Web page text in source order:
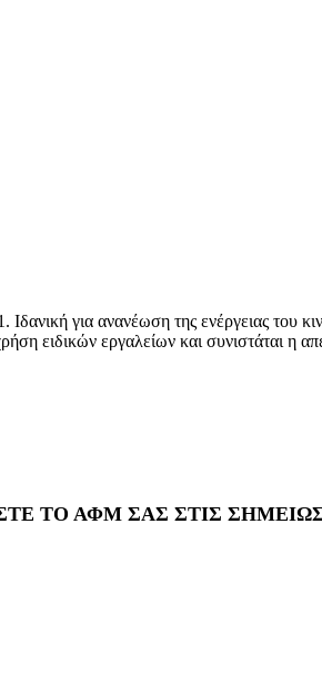
για ανανέωση της ενέργειας του
ειδικών εργαλείων και συνιστάται η
ΤΟ ΑΦΜ ΣΑΣ ΣΤΙΣ